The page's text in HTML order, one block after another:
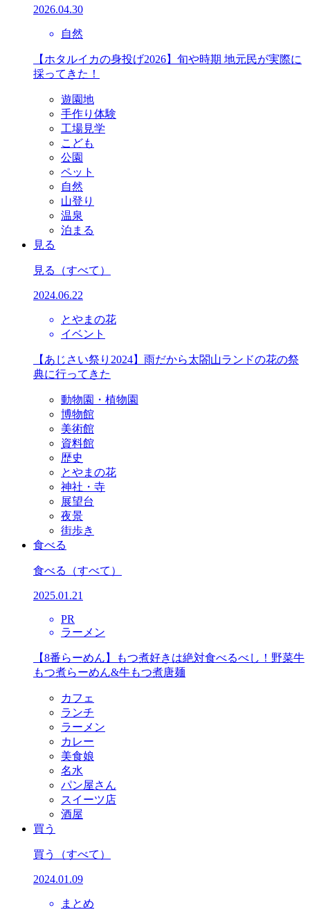
2026.04.30
自然
【ホタルイカの身投げ2026】旬や時期 地元民が実際に
採ってきた！
遊園地
手作り体験
工場見学
こども
公園
ペット
自然
山登り
温泉
泊まる
見る
見る （すべて）
2024.06.22
とやまの花
イベント
【あじさい祭り2024】雨だから太閤山ランドの花の祭
典に行ってきた
動物園・植物園
博物館
美術館
資料館
歴史
とやまの花
神社・寺
展望台
夜景
街歩き
食べる
食べる （すべて）
2025.01.21
PR
ラーメン
【8番らーめん】もつ煮好きは絶対食べるべし！野菜牛
もつ煮らーめん&牛もつ煮唐麺
カフェ
ランチ
ラーメン
カレー
美食娘
名水
パン屋さん
スイーツ店
酒屋
買う
買う （すべて）
2024.01.09
まとめ